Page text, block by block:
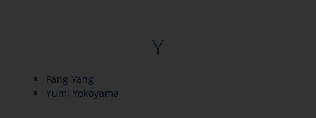
Y
Fang Yang
Yumi Yokoyama